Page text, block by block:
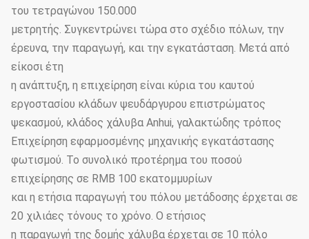
του τετραγώνου 150.000
μετρητής. Συγκεντρώνει τώρα στο σχέδιο πόλων, την
έρευνα, την παραγωγή, και την εγκατάσταση. Μετά από
είκοσι έτη
η ανάπτυξη, η επιχείρηση είναι κύρια του καυτού
εργοστασίου κλάδων ψευδάργυρου επιστρώματος
ψεκασμού, κλάδος χάλυβα Anhui, γαλακτώδης τρόπος
Επιχείρηση εφαρμοσμένης μηχανικής εγκατάστασης
φωτισμού. Το συνολικό προτέρημα του ποσού
επιχείρησης σε RMB 100 εκατομμυρίων
και η ετήσια παραγωγή του πόλου μετάδοσης έρχεται σε
20 χιλιάες τόνους το χρόνο. Ο ετήσιος
η παραγωγή της δομής χάλυβα έρχεται σε 10 πόλο